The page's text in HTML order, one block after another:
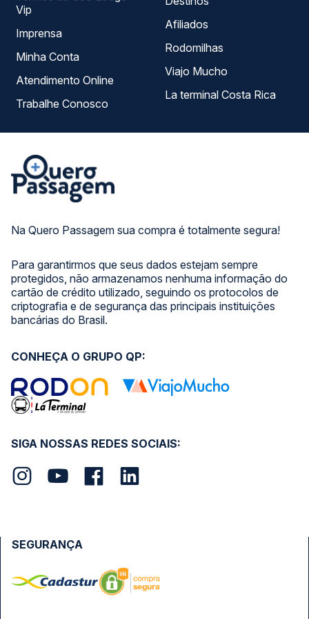
Na Quero Passagem sua compra é totalmente segura!
Para garantirmos que seus dados estejam sempre
protegidos, não armazenamos nenhuma informação do
cartão de crédito utilizado, seguindo os protocolos de
criptografia e de segurança das principais instituições
bancárias do Brasil.
Vip
Imprensa
Minha Conta
Atendimento Online
Trabalhe Conosco
Afiliados
Rodomilhas
Viajo Mucho
La terminal Costa Rica
SIGA NOSSAS REDES SOCIAIS:
CONHEÇA O GRUPO QP:
SEGURANÇA